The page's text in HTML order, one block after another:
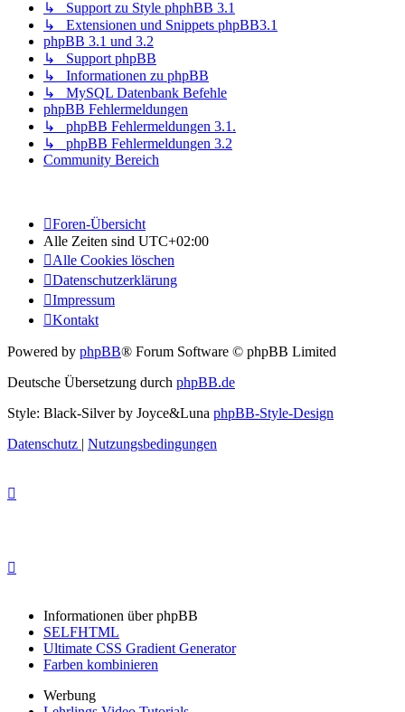
↳ Support zu Style phphBB 3.1
↳ Extensionen und Snippets phpBB3.1
phpBB 3.1 und 3.2
↳ Support phpBB
↳ Informationen zu phpBB
↳ MySQL Datenbank Befehle
phpBB Fehlermeldungen
↳ phpBB Fehlermeldungen 3.1.
↳ phpBB Fehlermeldungen 3.2
Community Bereich
Foren-Übersicht
Alle Zeiten sind UTC+02:00
Alle Cookies löschen
Datenschutzerklärung
Impressum
Kontakt
Powered by phpBB® Forum Software © phpBB Limited
Deutsche Übersetzung durch phpBB.de
Style: Black-Silver by Joyce&Luna phpBB-Style-Design
Datenschutz | Nutzungsbedingungen
Informationen über phpBB
SELFHTML
Ultimate CSS Gradient Generator
Farben kombinieren
Werbung